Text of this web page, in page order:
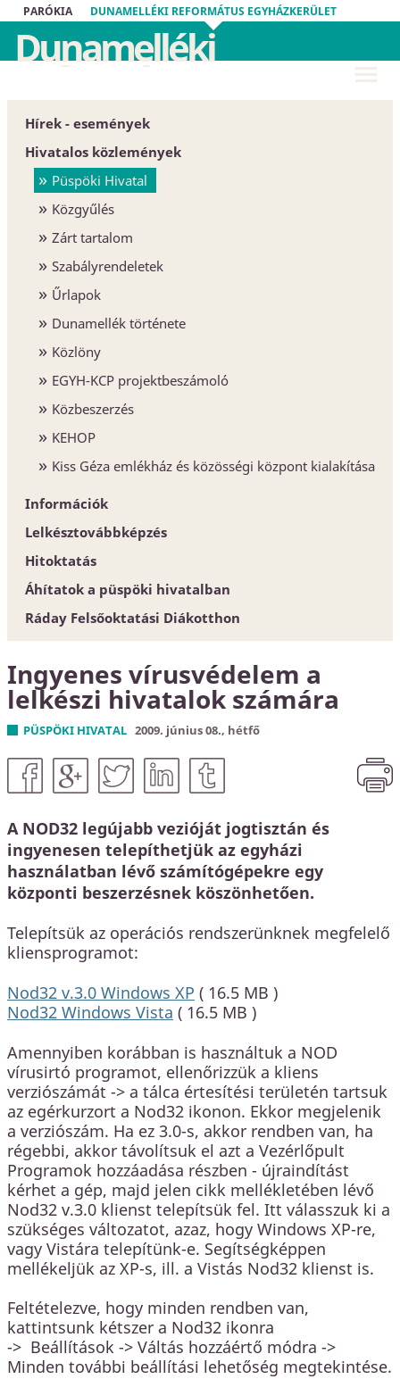
PARÓKIA DUNAMELLÉKI REFORMÁTUS EGYHÁZKERÜLET
Dunamelléki
Református
Egyházkerület
Hírek - események
Hivatalos közlemények
Püspöki Hivatal
Közgyűlés
Zárt tartalom
Szabályrendeletek
Űrlapok
Dunamellék története
Közlöny
EGYH-KCP projektbeszámoló
Közbeszerzés
KEHOP
Kiss Géza emlékház és közösségi központ kialakítása
Információk
Egyházközségek
Esperesi Hivatalok
Püspöki Hivatal
Elnökség és szervezet
Konferencia-központ
Címtár
Lelkésztovábbképzés
Hitoktatás
Hitoktatót keresünk
Hitoktató állást keres
Áhítatok a püspöki hivatalban
Ráday Felsőoktatási Diákotthon
Ingyenes vírusvédelem a
lelkészi hivatalok számára
PÜSPÖKI HIVATAL 2009. június 08., hétfő
A NOD32 legújabb vezióját jogtisztán és
ingyenesen telepíthetjük az egyházi
használatban lévő számítógépekre egy
központi beszerzésnek köszönhetően.
Telepítsük az operációs rendszerünknek megfelelő
kliensprogramot:
Nod32 v.3.0 Windows XP ( 16.5 MB )
Nod32 Windows Vista ( 16.5 MB )
Amennyiben korábban is használtuk a NOD
vírusirtó programot, ellenőrizzük a kliens
verziószámát -> a tálca értesítési területén tartsuk
az egérkurzort a Nod32 ikonon. Ekkor megjelenik
a verziószám. Ha ez 3.0-s, akkor rendben van, ha
régebbi, akkor távolítsuk el azt a Vezérlőpult
Programok hozzáadása részben - újraindítást
kérhet a gép, majd jelen cikk mellékletében lévő
Nod32 v.3.0 klienst telepítsük fel. Itt válasszuk ki a
szükséges változatot, azaz, hogy Windows XP-re,
vagy Vistára telepítünk-e. Segítségképpen
mellékeljük az XP-s, ill. a Vistás Nod32 klienst is.
Feltételezve, hogy minden rendben van,
kattintsunk kétszer a Nod32 ikonra
-> Beállítások -> Váltás hozzáértő módra ->
Minden további beállítási lehetőség megtekintése.